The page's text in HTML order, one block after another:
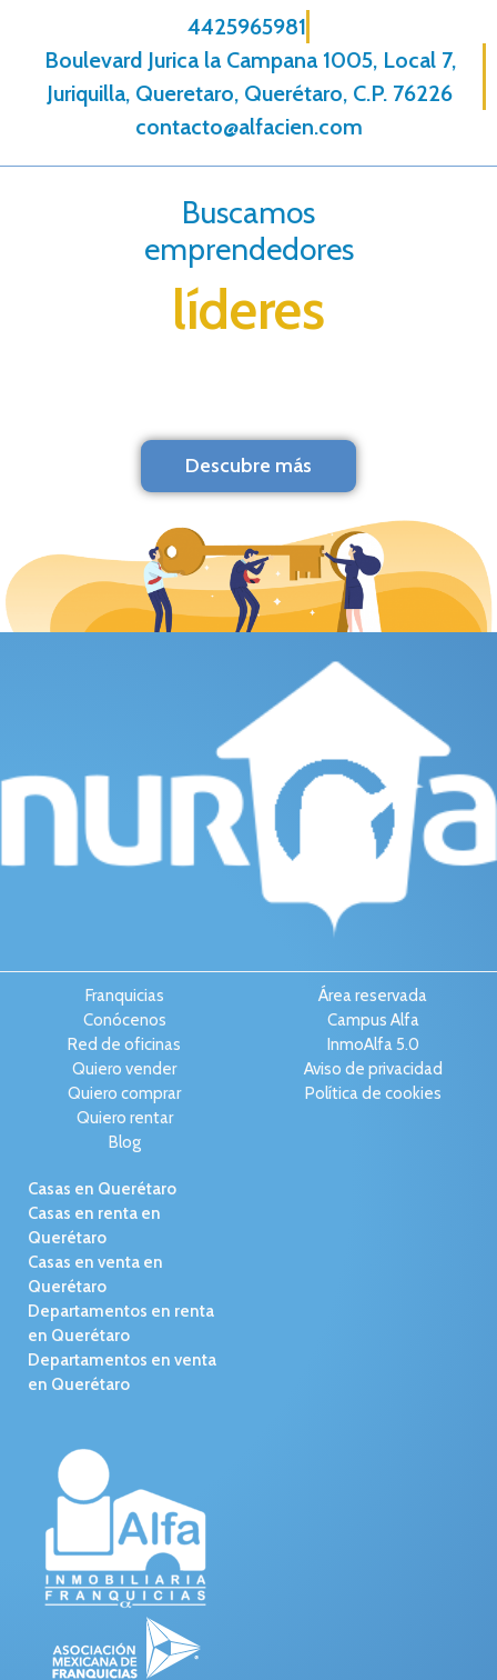
4425965981
Boulevard Jurica la Campana 1005, Local 7,
Juriquilla, Queretaro, Querétaro, C.P. 76226
contacto@alfacien.com
Buscamos
emprendedores
líderes
Descubre más
Franquicias
Conócenos
Red de oficinas
Quiero vender
Quiero comprar
Quiero rentar
Blog
Área reservada
Campus Alfa
InmoAlfa 5.0
Aviso de privacidad
Política de cookies
Casas en Querétaro
Casas en renta en
Querétaro
Casas en venta en
Querétaro
Departamentos en renta
en Querétaro
Departamentos en venta
en Querétaro